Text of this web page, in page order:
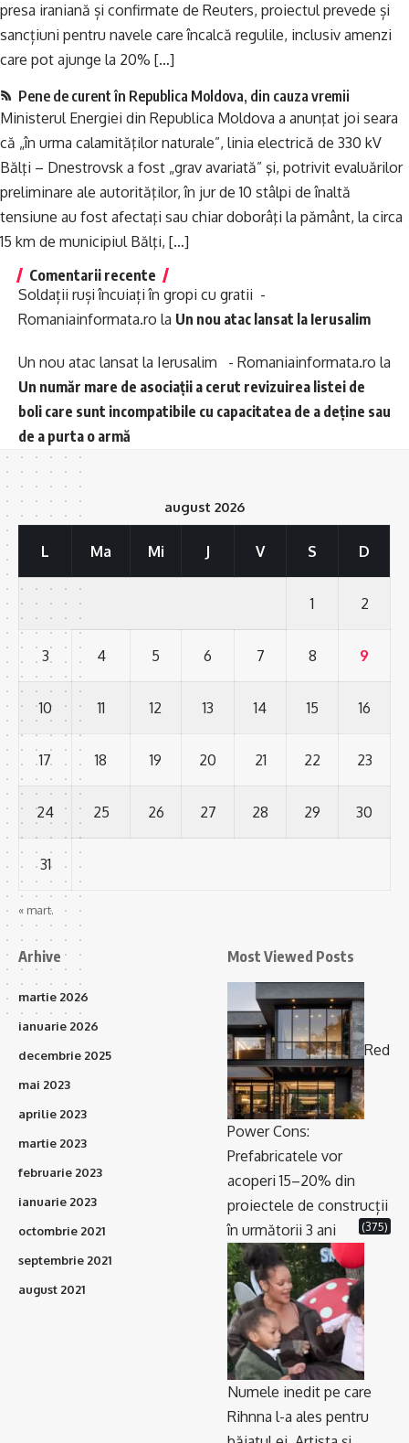
presa iraniană și confirmate de Reuters, proiectul prevede și
sancțiuni pentru navele care încalcă regulile, inclusiv amenzi
care pot ajunge la 20% […]
Pene de curent în Republica Moldova, din cauza vremii
Ministerul Energiei din Republica Moldova a anunţat joi seara
că „în urma calamităţilor naturale”, linia electrică de 330 kV
Bălţi – Dnestrovsk a fost „grav avariată” şi, potrivit evaluărilor
preliminare ale autorităţilor, în jur de 10 stâlpi de înaltă
tensiune au fost afectaţi sau chiar doborâţi la pământ, la circa
15 km de municipiul Bălţi, […]
Comentarii recente
Soldații ruși încuiați în gropi cu gratii -
Romaniainformata.ro la Un nou atac lansat la Ierusalim
Un nou atac lansat la Ierusalim - Romaniainformata.ro la
Un număr mare de asociații a cerut revizuirea listei de
boli care sunt incompatibile cu capacitatea de a deține sau
de a purta o armă
august 2026
L Ma Mi J V S D
1 2
3 4 5 6 7 8 9
10 11 12 13 14 15 16
17 18 19 20 21 22 23
24 25 26 27 28 29 30
31
« mart.
Arhive
martie 2026
ianuarie 2026
decembrie 2025
mai 2023
aprilie 2023
martie 2023
februarie 2023
ianuarie 2023
octombrie 2021
septembrie 2021
august 2021
Most Viewed Posts
Red
Power Cons:
Prefabricatele vor
acoperi 15–20% din
proiectele de construcții
în următorii 3 ani
(375)
Numele inedit pe care
Rihnna l-a ales pentru